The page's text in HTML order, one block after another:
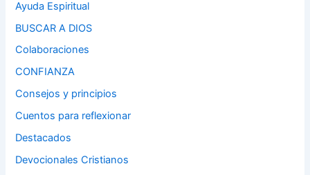
Ayuda Espiritual
BUSCAR A DIOS
Colaboraciones
CONFIANZA
Consejos y principios
Cuentos para reflexionar
Destacados
Devocionales Cristianos